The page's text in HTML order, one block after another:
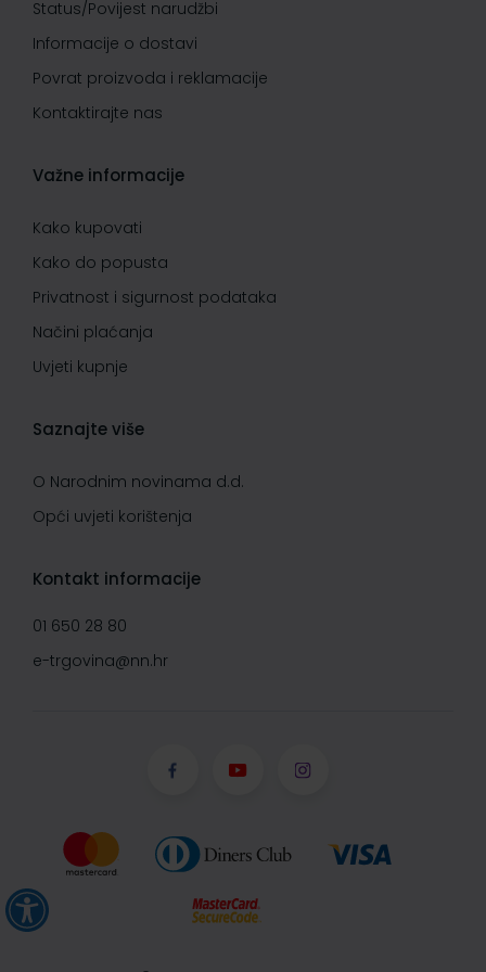
Status/Povijest narudžbi
Informacije o dostavi
Povrat proizvoda i reklamacije
Kontaktirajte nas
Važne informacije
Kako kupovati
Kako do popusta
Privatnost i sigurnost podataka
Načini plaćanja
Uvjeti kupnje
Saznajte više
O Narodnim novinama d.d.
Opći uvjeti korištenja
Kontakt informacije
01 650 28 80
e-trgovina@nn.hr